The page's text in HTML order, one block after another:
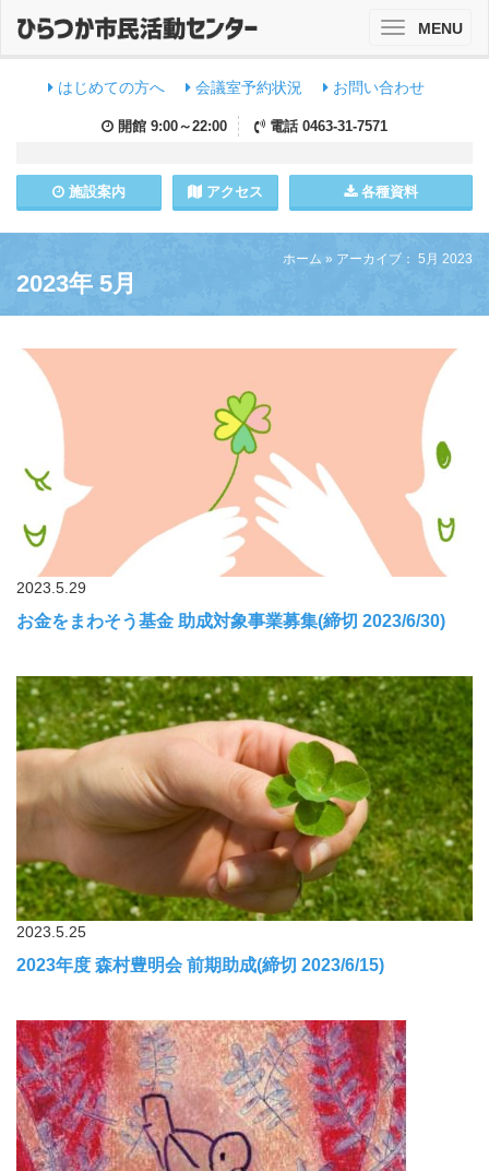
はじめての方へ 会議室予約状況 お問い合わせ
開館 9:00～22:00 電話 0463-31-7571
施設案内 アクセス 各種資料
ToggleMENU
ホーム » アーカイブ： 5月 2023
2023年 5月
2023.5.29
お金をまわそう基金 助成対象事業募集(締切 2023/6/30)
2023.5.25
2023年度 森村豊明会 前期助成(締切 2023/6/15)